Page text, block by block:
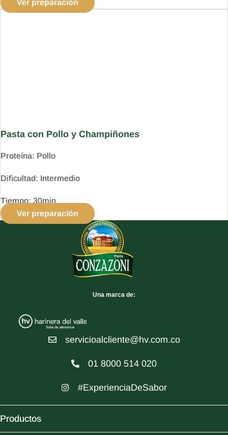
Ver preparación
Pasta con Pollo y Champiñones
Proteína: Pollo
Dificultad: Intermedio
Tiempo: 30min
Ver preparación
Una marca de:
servicioalcliente@hv.com.co
01 8000 514 020
#ExperienciaDeSabor
Productos